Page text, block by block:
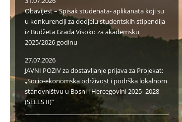
Obavijest – Spisak studenata- aplikanata koji su
u konkurenciji za dodjelu studentskih stipendija
iz Budžeta Grada Visoko za akademsku
2025/2026 godinu
27.07.2026
JAVNI POZIV za dostavljanje prijava za Projekat:
„Socio-ekonomska održivost i podrška lokalnom
stanovništvu u Bosni i Hercegovini 2025–2028
(SELLS II)”